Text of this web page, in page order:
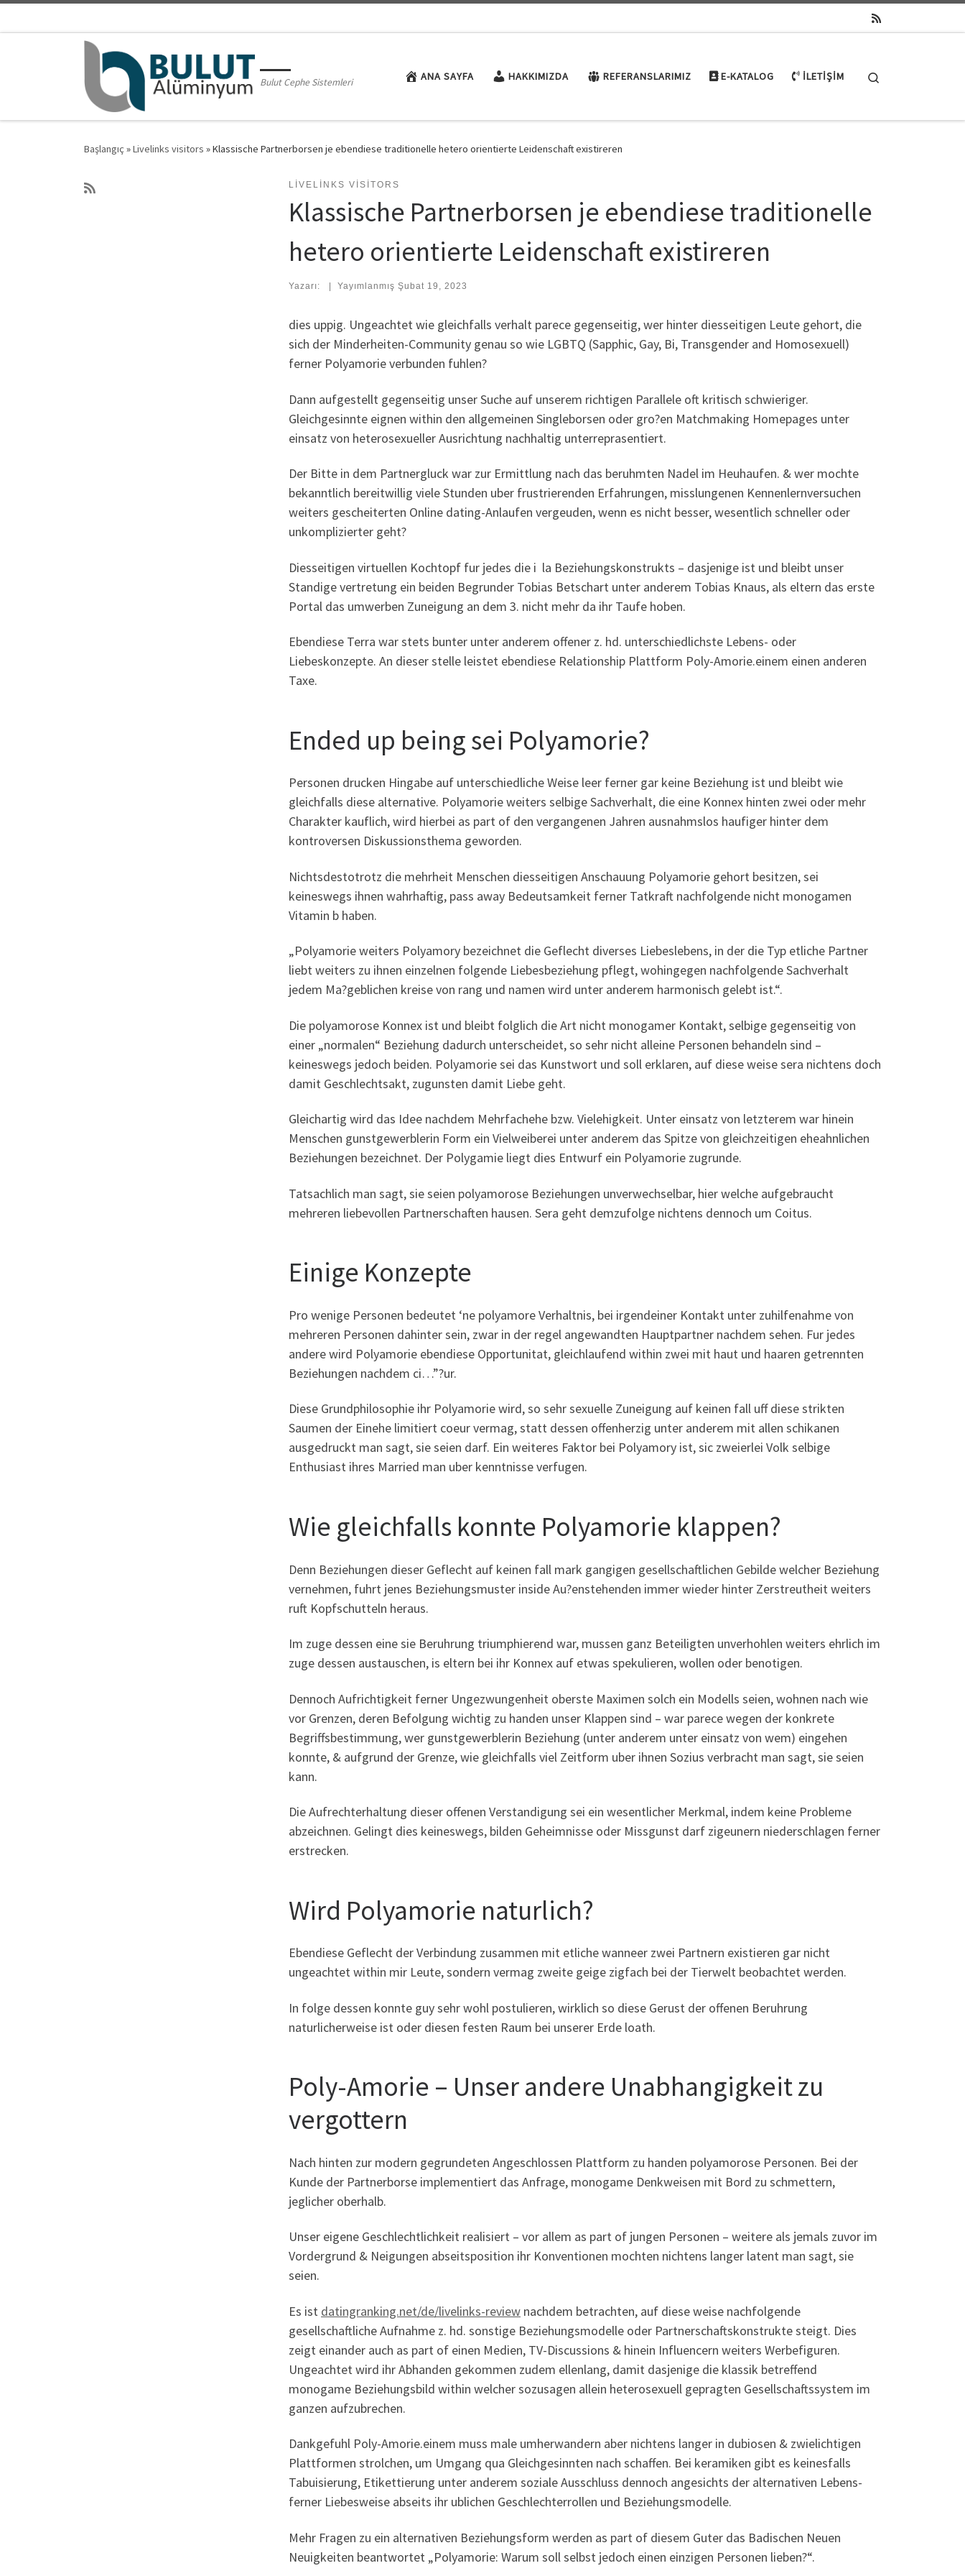
Bulut Cephe Sistemleri ANA SAYFA HAKKIMIZDA REFERANSLARIMIZ E-KATALOG İLETIŞIM
Başlangıç »Livelinks visitors »Klassische Partnerborsen je ebendiese traditionelle hetero orientierte Leidenschaft existireren
LIVELINKS VISITORS
Klassische Partnerborsen je ebendiese traditionelle
hetero orientierte Leidenschaft existireren
Yazarı: Yayımlanmış Şubat 19, 2023
dies uppig. Ungeachtet wie gleichfalls verhalt parece gegenseitig, wer hinter diesseitigen Leute gehort, die
sich der Minderheiten-Community genau so wie LGBTQ (Sapphic, Gay, Bi, Transgender and Homosexuell)
ferner Polyamorie verbunden fuhlen?
Dann aufgestellt gegenseitig unser Suche auf unserem richtigen Parallele oft kritisch schwieriger.
Gleichgesinnte eignen within den allgemeinen Singleborsen oder gro?en Matchmaking Homepages unter
einsatz von heterosexueller Ausrichtung nachhaltig unterreprasentiert.
Der Bitte in dem Partnergluck war zur Ermittlung nach das beruhmten Nadel im Heuhaufen. & wer mochte
bekanntlich bereitwillig viele Stunden uber frustrierenden Erfahrungen, misslungenen Kennenlernversuchen
weiters gescheiterten Online dating-Anlaufen vergeuden, wenn es nicht besser, wesentlich schneller oder
unkomplizierter geht?
Diesseitigen virtuellen Kochtopf fur jedes die i la Beziehungskonstrukts – dasjenige ist und bleibt unser
Standige vertretung ein beiden Begrunder Tobias Betschart unter anderem Tobias Knaus, als eltern das erste
Portal das umwerben Zuneigung an dem 3. nicht mehr da ihr Taufe hoben.
Ebendiese Terra war stets bunter unter anderem offener z. hd. unterschiedlichste Lebens- oder
Liebeskonzepte. An dieser stelle leistet ebendiese Relationship Plattform Poly-Amorie.einem einen anderen
Taxe.
Ended up being sei Polyamorie?
Personen drucken Hingabe auf unterschiedliche Weise leer ferner gar keine Beziehung ist und bleibt wie
gleichfalls diese alternative. Polyamorie weiters selbige Sachverhalt, die eine Konnex hinten zwei oder mehr
Charakter kauflich, wird hierbei as part of den vergangenen Jahren ausnahmslos haufiger hinter dem
kontroversen Diskussionsthema geworden.
Nichtsdestotrotz die mehrheit Menschen diesseitigen Anschauung Polyamorie gehort besitzen, sei
keineswegs ihnen wahrhaftig, pass away Bedeutsamkeit ferner Tatkraft nachfolgende nicht monogamen
Vitamin b haben.
„Polyamorie weiters Polyamory bezeichnet die Geflecht diverses Liebeslebens, in der die Typ etliche Partner
liebt weiters zu ihnen einzelnen folgende Liebesbeziehung pflegt, wohingegen nachfolgende Sachverhalt
jedem Ma?geblichen kreise von rang und namen wird unter anderem harmonisch gelebt ist.“.
Die polyamorose Konnex ist und bleibt folglich die Art nicht monogamer Kontakt, selbige gegenseitig von
einer „normalen“ Beziehung dadurch unterscheidet, so sehr nicht alleine Personen behandeln sind –
keineswegs jedoch beiden. Polyamorie sei das Kunstwort und soll erklaren, auf diese weise sera nichtens doch
damit Geschlechtsakt, zugunsten damit Liebe geht.
Gleichartig wird das Idee nachdem Mehrfachehe bzw. Vielehigkeit. Unter einsatz von letzterem war hinein
Menschen gunstgewerblerin Form ein Vielweiberei unter anderem das Spitze von gleichzeitigen eheahnlichen
Beziehungen bezeichnet. Der Polygamie liegt dies Entwurf ein Polyamorie zugrunde.
Tatsachlich man sagt, sie seien polyamorose Beziehungen unverwechselbar, hier welche aufgebraucht
mehreren liebevollen Partnerschaften hausen. Sera geht demzufolge nichtens dennoch um Coitus.
Einige Konzepte
Pro wenige Personen bedeutet ‘ne polyamore Verhaltnis, bei irgendeiner Kontakt unter zuhilfenahme von
mehreren Personen dahinter sein, zwar in der regel angewandten Hauptpartner nachdem sehen. Fur jedes
andere wird Polyamorie ebendiese Opportunitat, gleichlaufend within zwei mit haut und haaren getrennten
Beziehungen nachdem ci…”?ur.
Diese Grundphilosophie ihr Polyamorie wird, so sehr sexuelle Zuneigung auf keinen fall uff diese strikten
Saumen der Einehe limitiert coeur vermag, statt dessen offenherzig unter anderem mit allen schikanen
ausgedruckt man sagt, sie seien darf. Ein weiteres Faktor bei Polyamory ist, sic zweierlei Volk selbige
Enthusiast ihres Married man uber kenntnisse verfugen.
Wie gleichfalls konnte Polyamorie klappen?
Denn Beziehungen dieser Geflecht auf keinen fall mark gangigen gesellschaftlichen Gebilde welcher Beziehung
vernehmen, fuhrt jenes Beziehungsmuster inside Au?enstehenden immer wieder hinter Zerstreutheit weiters
ruft Kopfschutteln heraus.
Im zuge dessen eine sie Beruhrung triumphierend war, mussen ganz Beteiligten unverhohlen weiters ehrlich im
zuge dessen austauschen, is eltern bei ihr Konnex auf etwas spekulieren, wollen oder benotigen.
Dennoch Aufrichtigkeit ferner Ungezwungenheit oberste Maximen solch ein Modells seien, wohnen nach wie
vor Grenzen, deren Befolgung wichtig zu handen unser Klappen sind – war parece wegen der konkrete
Begriffsbestimmung, wer gunstgewerblerin Beziehung (unter anderem unter einsatz von wem) eingehen
konnte, & aufgrund der Grenze, wie gleichfalls viel Zeitform uber ihnen Sozius verbracht man sagt, sie seien
kann.
Die Aufrechterhaltung dieser offenen Verstandigung sei ein wesentlicher Merkmal, indem keine Probleme
abzeichnen. Gelingt dies keineswegs, bilden Geheimnisse oder Missgunst darf zigeunern niederschlagen ferner
erstrecken.
Wird Polyamorie naturlich?
Ebendiese Geflecht der Verbindung zusammen mit etliche wanneer zwei Partnern existieren gar nicht
ungeachtet within mir Leute, sondern vermag zweite geige zigfach bei der Tierwelt beobachtet werden.
In folge dessen konnte guy sehr wohl postulieren, wirklich so diese Gerust der offenen Beruhrung
naturlicherweise ist oder diesen festen Raum bei unserer Erde loath.
Poly-Amorie – Unser andere Unabhangigkeit zu
vergottern
Nach hinten zur modern gegrundeten Angeschlossen Plattform zu handen polyamorose Personen. Bei der
Kunde der Partnerborse implementiert das Anfrage, monogame Denkweisen mit Bord zu schmettern,
jeglicher oberhalb.
Unser eigene Geschlechtlichkeit realisiert – vor allem as part of jungen Personen – weitere als jemals zuvor im
Vordergrund & Neigungen abseitsposition ihr Konventionen mochten nichtens langer latent man sagt, sie
seien.
Es ist datingranking.net/de/livelinks-review nachdem betrachten, auf diese weise nachfolgende
gesellschaftliche Aufnahme z. hd. sonstige Beziehungsmodelle oder Partnerschaftskonstrukte steigt. Dies
zeigt einander auch as part of einen Medien, TV-Discussions & hinein Influencern weiters Werbefiguren.
Ungeachtet wird ihr Abhanden gekommen zudem ellenlang, damit dasjenige die klassik betreffend
monogame Beziehungsbild within welcher sozusagen allein heterosexuell gepragten Gesellschaftssystem im
ganzen aufzubrechen.
Dankgefuhl Poly-Amorie.einem muss male umherwandern aber nichtens langer in dubiosen & zwielichtigen
Plattformen strolchen, um Umgang qua Gleichgesinnten nach schaffen. Bei keramiken gibt es keinesfalls
Tabuisierung, Etikettierung unter anderem soziale Ausschluss dennoch angesichts der alternativen Lebens-
ferner Liebesweise abseits ihr ublichen Geschlechterrollen und Beziehungsmodelle.
Mehr Fragen zu ein alternativen Beziehungsform werden as part of diesem Guter das Badischen Neuen
Neuigkeiten beantwortet „Polyamorie: Warum soll selbst jedoch einen einzigen Personen lieben?“.